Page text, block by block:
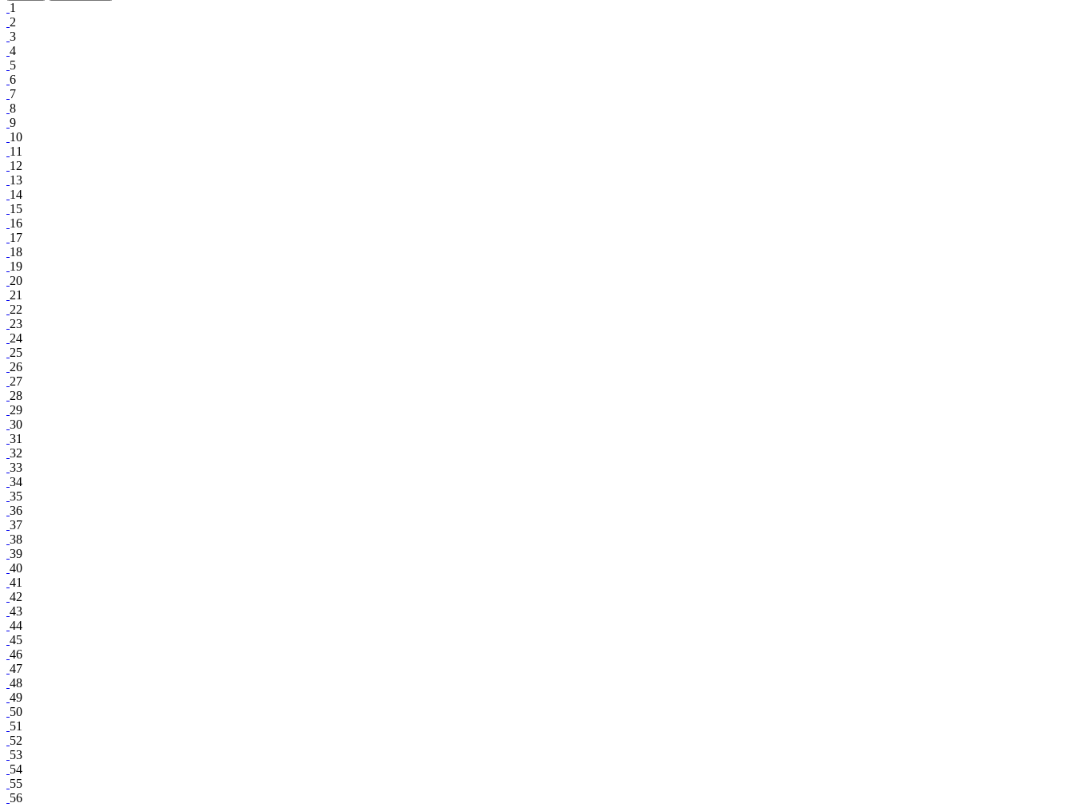
1
2
3
4
5
6
7
8
9
10
11
12
13
14
15
16
17
18
19
20
21
22
23
24
25
26
27
28
29
30
31
32
33
34
35
36
37
38
39
40
41
42
43
44
45
46
47
48
49
50
51
52
53
54
55
56